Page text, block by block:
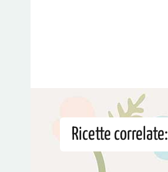
Ricette correlate: